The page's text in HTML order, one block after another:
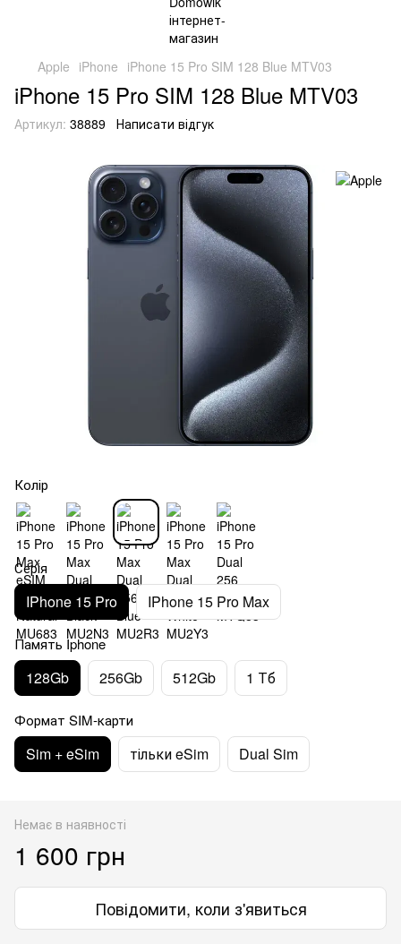
Apple iPhone iPhone 15 Pro SIM 128 Blue MTV03
iPhone 15 Pro SIM 128 Blue MTV03
Артикул: 38889 Написати відгук
Колір
Серія
IPhone 15 Pro IPhone 15 Pro Max
Память Iphone
128Gb 256Gb 512Gb 1 Тб
Формат SIM-карти
Sim + eSim тільки eSim Dual Sim
Немає в наявності
1 600 грн
Повідомити, коли з'явиться